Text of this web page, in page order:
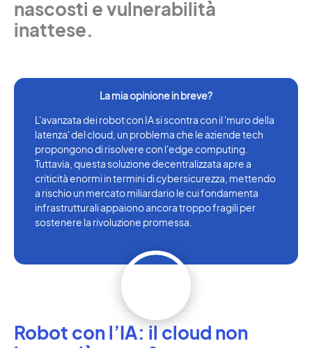
nascosti e vulnerabilità
inattese.
L'avanzata dei robot con IA si scontra con il 'muro della
latenza' del cloud, un problema che le aziende tech
propongono di risolvere con l'edge computing.
Tuttavia, questa soluzione decentralizzata apre a
criticità enormi in termini di cybersicurezza, mettendo
a rischio un mercato miliardario le cui fondamenta
infrastrutturali appaiono ancora troppo fragili per
sostenere la rivoluzione promessa.
Robot con l’IA: il cloud non